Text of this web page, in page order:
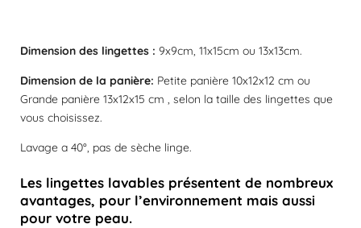
e
Dimension des lingettes : 9x9cm, 11x15cm ou 13x13cm.
Dimension de la panière: Petite panière 10x12x12 cm ou
Grande panière 13x12x15 cm , selon la taille des lingettes que
vous choisissez.
Lavage a 40°, pas de sèche linge.
Les lingettes lavables présentent de nombreux
avantages, pour l’environnement mais aussi
pour votre peau.